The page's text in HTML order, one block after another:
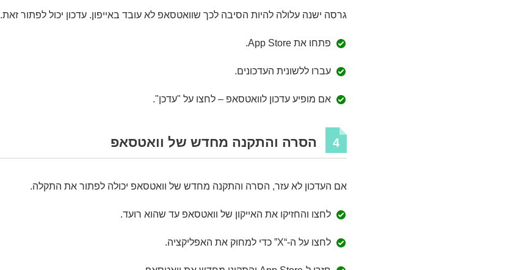
גרסה ישנה עלולה להיות הסיבה לכך שוואטסאפ לא עובד באייפון. עדכון יכול לפתור זאת.
פתחו את App Store.
עברו ללשונית העדכונים.
אם מופיע עדכון לוואטסאפ – לחצו על "עדכן".
4 הסרה והתקנה מחדש של וואטסאפ
אם העדכון לא עזר, הסרה והתקנה מחדש של וואטסאפ יכולה לפתור את התקלה.
לחצו והחזיקו את האייקון של וואטסאפ עד שהוא רועד.
לחצו על ה-“X” כדי למחוק את האפליקציה.